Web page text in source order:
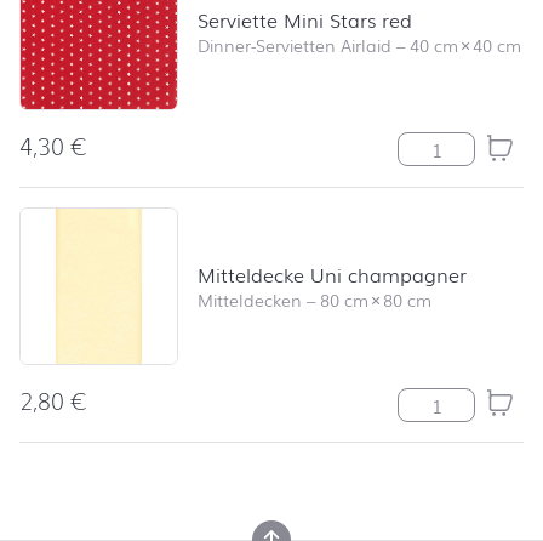
Serviette Mini Stars red
Dinner-Servietten Airlaid –40 cm×40 cm
4,30€ Serviette Mini
Mitteldecke Uni champagner
Mitteldecken –80 cm×80 cm
2,80€ Mitteldecke